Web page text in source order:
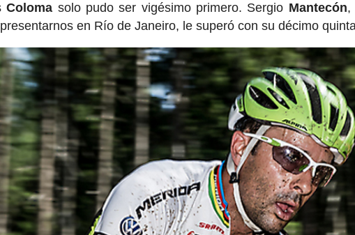
Coloma solo pudo ser vigésimo primero. Sergio Mantecón,
en Río de Janeiro, le superó con su décimo